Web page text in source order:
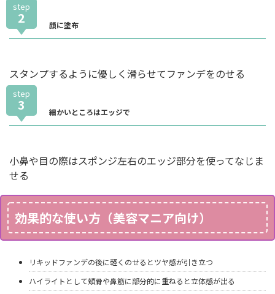
step
2 顔に塗布
スタンプするように優しく滑らせてファンデをのせる
step
3 細かいところはエッジで
小鼻や目の際はスポンジ左右のエッジ部分を使ってなじま
せる
効果的な使い方（美容マニア向け）
リキッドファンデの後に軽くのせるとツヤ感が引き立つ
ハイライトとして頬骨や鼻筋に部分的に重ねると立体感が出る